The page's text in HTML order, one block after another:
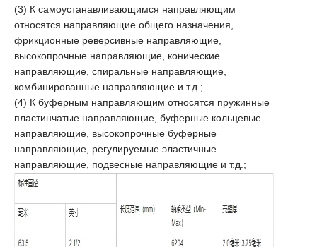
(3) К самоустанавливающимся направляющим
относятся направляющие общего назначения,
фрикционные реверсивные направляющие,
высокопрочные направляющие, конические
направляющие, спиральные направляющие,
комбинированные направляющие и т.д.;
(4) К буферным направляющим относятся пружинные
пластинчатые направляющие, буферные кольцевые
направляющие, высокопрочные буферные
направляющие, регулируемые эластичные
направляющие, подвесные направляющие и т.д.;